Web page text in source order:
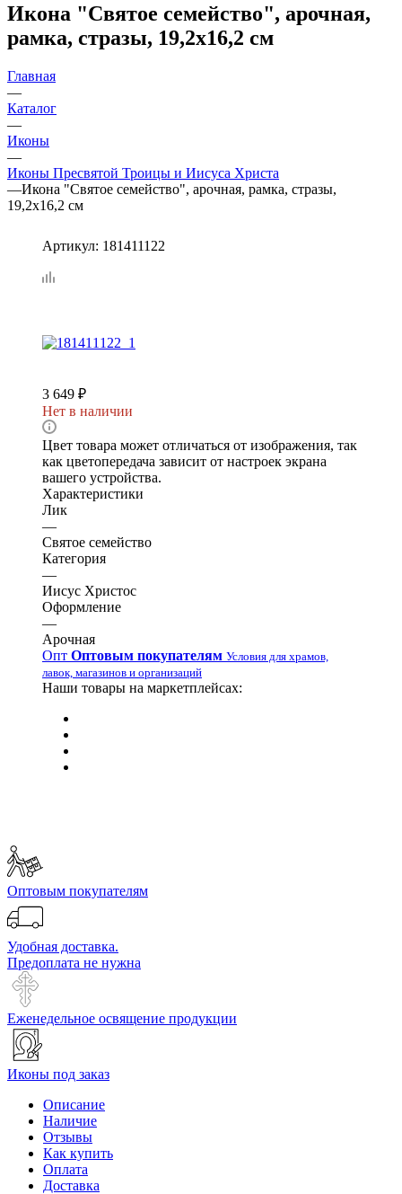
Икона "Святое семейство", арочная,
рамка, стразы, 19,2х16,2 см
Главная
—
Каталог
—
Иконы
—
Иконы Пресвятой Троицы и Иисуса Христа
—Икона "Святое семейство", арочная, рамка, стразы,
19,2х16,2 см
Артикул: 181411122
3 649 ₽
Нет в наличии
Цвет товара может отличаться от изображения, так
как цветопередача зависит от настроек экрана
вашего устройства.
Характеристики
Лик
—
Святое семейство
Категория
—
Иисус Христос
Оформление
—
Арочная
Опт Оптовым покупателям Условия для храмов,
лавок, магазинов и организаций
Наши товары на маркетплейсах:
Оптовым покупателям
Удобная доставка.
Предоплата не нужна
Еженедельное освящение продукции
Иконы под заказ
Описание
Наличие
Отзывы
Как купить
Оплата
Доставка